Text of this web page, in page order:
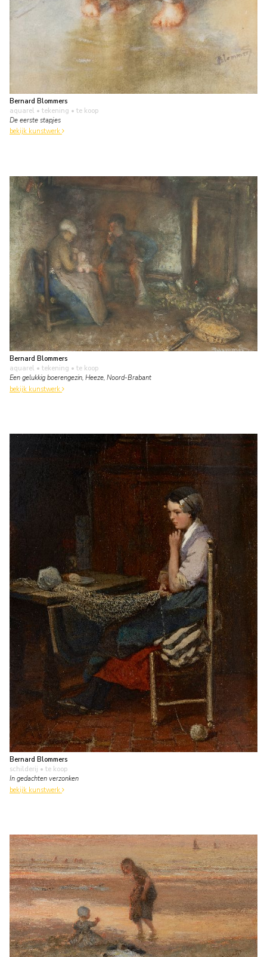
Bernard Blommers
aquarel • tekening • te koop
De eerste stapjes
bekijk kunstwerk
Bernard Blommers
aquarel • tekening • te koop
Een gelukkig boerengezin, Heeze, Noord-Brabant
bekijk kunstwerk
Bernard Blommers
schilderij • te koop
In gedachten verzonken
bekijk kunstwerk